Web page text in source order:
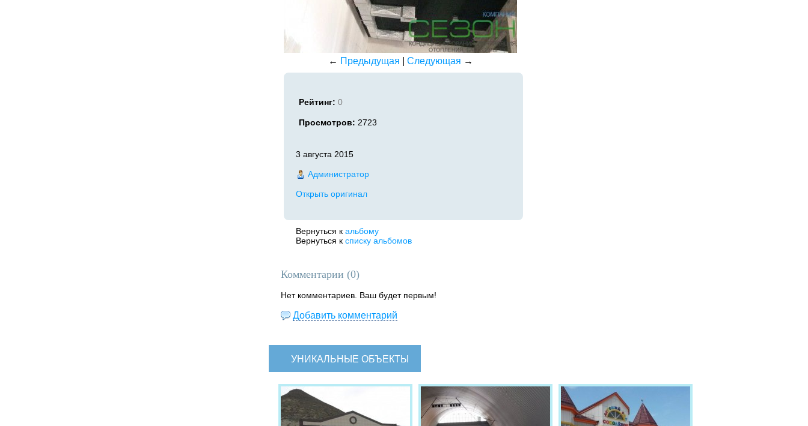
← Предыдущая Следующая →
Рейтинг: 0
Просмотров: 2723
3 августа 2015
Администратор
Открыть оригинал
Вернуться к альбому
Вернуться к списку альбомов
Комментарии (0)
Нет комментариев. Ваш будет первым!
Добавить комментарий
УНИКАЛЬНЫЕ ОБЪЕКТЫ